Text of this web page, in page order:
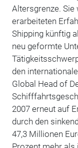
Altersgrenze. Sie
erarbeiteten
Shipping künftig
neu geformte
den
Global Head of
2007 erneut auf
durch den
47,3 Millionen